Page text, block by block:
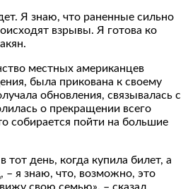
Я знаю, что раненные сильно
взрывы. Я готова ко
местных американцев
была прикована к своему
обновления, связывалась с
о прекращении всего
собирается пойти на большие
тот день, когда купила билет, а
– я знаю, что, возможно, это
свою семью», – сказал